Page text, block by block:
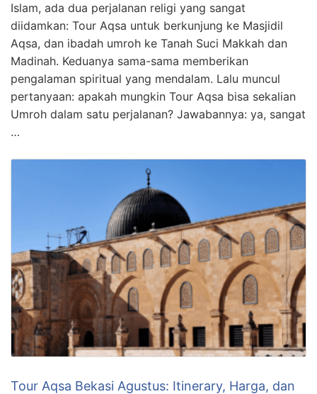
Islam, ada dua perjalanan religi yang sangat
diidamkan: Tour Aqsa untuk berkunjung ke Masjidil
Aqsa, dan ibadah umroh ke Tanah Suci Makkah dan
Madinah. Keduanya sama-sama memberikan
pengalaman spiritual yang mendalam. Lalu muncul
pertanyaan: apakah mungkin Tour Aqsa bisa sekalian
Umroh dalam satu perjalanan? Jawabannya: ya, sangat
…
Tour Aqsa Bekasi Agustus: Itinerary, Harga, dan